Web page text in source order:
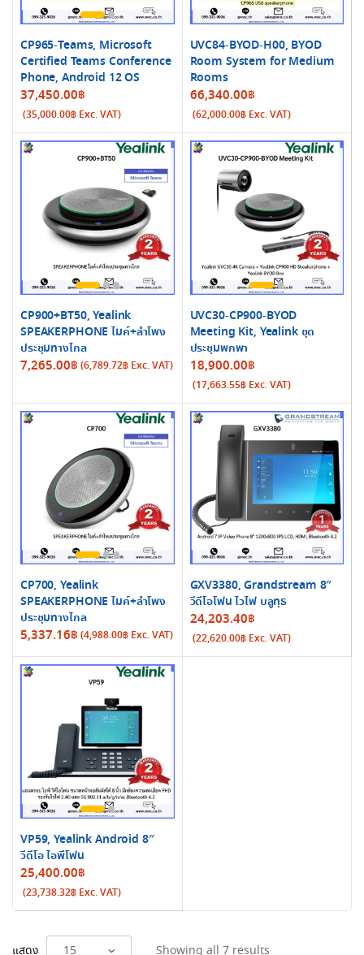
CP965-Teams, Microsoft
Certified Teams Conference
Phone, Android 12 OS
37,450.00฿
(35,000.00฿ Exc. VAT)
UVC84-BYOD-H00, BYOD
Room System for Medium
Rooms
66,340.00฿
(62,000.00฿Exc. VAT)
CP900+BT50, Yealink
SPEAKERPHONE ไมค์+ลำโพง
ประชุมทางไกล
7,265.00฿ (6,789.72฿ Exc. VAT)
UVC30-CP900-BYOD
Meeting Kit, Yealink ชุด
ประชุมพกพา
18,900.00฿
(17,663.55฿Exc. VAT)
CP700, Yealink
SPEAKERPHONE ไมค์+ลำโพง
ประชุมทางไกล
5,337.16฿ (4,988.00฿ Exc. VAT)
GXV3380, Grandstream 8″
วีดีโอโฟน ไวไฟ บลูทุธ
24,203.40฿
(22,620.00฿Exc. VAT)
VP59, Yealink Android 8″
วีดีโอ ไอพีโฟน
25,400.00฿
(23,738.32฿ Exc. VAT)
แสดง Showing all 7 results